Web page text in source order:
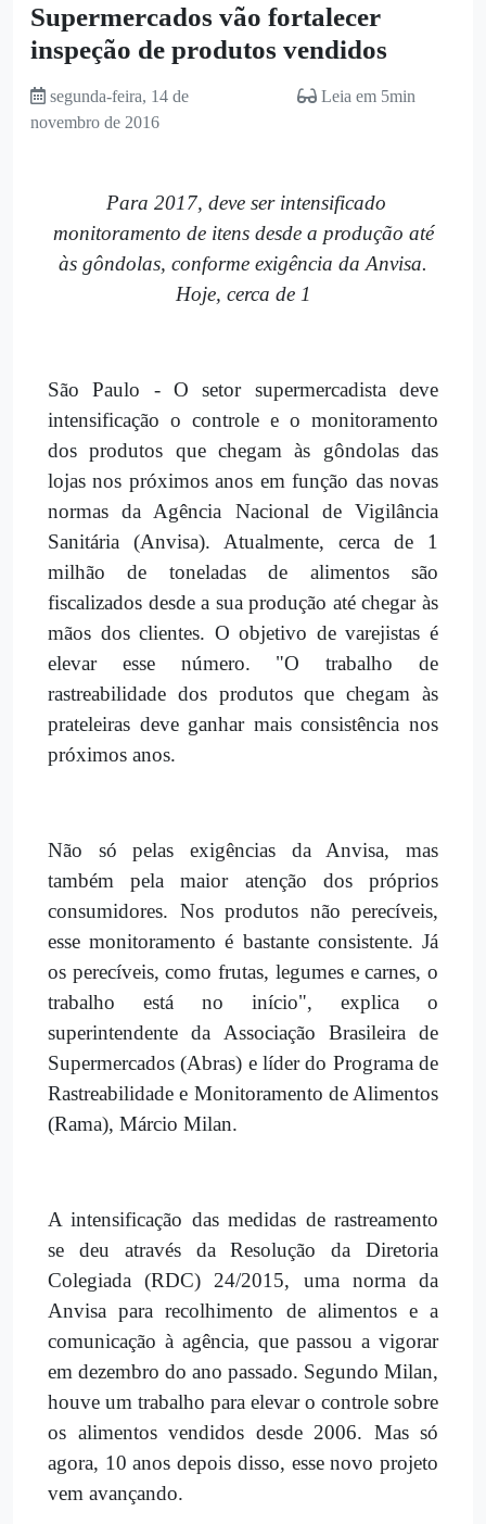
Supermercados vão fortalecer
inspeção de produtos vendidos
segunda-feira, 14 de
novembro de 2016
Leia em 5min
Para 2017, deve ser intensificado
monitoramento de itens desde a produção até
às gôndolas, conforme exigência da Anvisa.
Hoje, cerca de 1
São Paulo - O setor supermercadista deve
intensificação o controle e o monitoramento
dos produtos que chegam às gôndolas das
lojas nos próximos anos em função das novas
normas da Agência Nacional de Vigilância
Sanitária (Anvisa). Atualmente, cerca de 1
milhão de toneladas de alimentos são
fiscalizados desde a sua produção até chegar às
mãos dos clientes. O objetivo de varejistas é
elevar esse número. "O trabalho de
rastreabilidade dos produtos que chegam às
prateleiras deve ganhar mais consistência nos
próximos anos.
Não só pelas exigências da Anvisa, mas
também pela maior atenção dos próprios
consumidores. Nos produtos não perecíveis,
esse monitoramento é bastante consistente. Já
os perecíveis, como frutas, legumes e carnes, o
trabalho está no início", explica o
superintendente da Associação Brasileira de
Supermercados (Abras) e líder do Programa de
Rastreabilidade e Monitoramento de Alimentos
(Rama), Márcio Milan.
A intensificação das medidas de rastreamento
se deu através da Resolução da Diretoria
Colegiada (RDC) 24/2015, uma norma da
Anvisa para recolhimento de alimentos e a
comunicação à agência, que passou a vigorar
em dezembro do ano passado. Segundo Milan,
houve um trabalho para elevar o controle sobre
os alimentos vendidos desde 2006. Mas só
agora, 10 anos depois disso, esse novo projeto
vem avançando.